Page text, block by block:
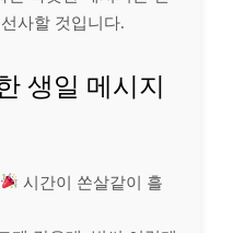
사할 것입니다.
생일 메시지
시간이 쏜살같이 흘